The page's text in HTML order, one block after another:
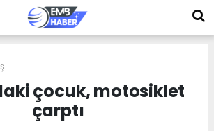
çocuk, motosiklet
çarptı